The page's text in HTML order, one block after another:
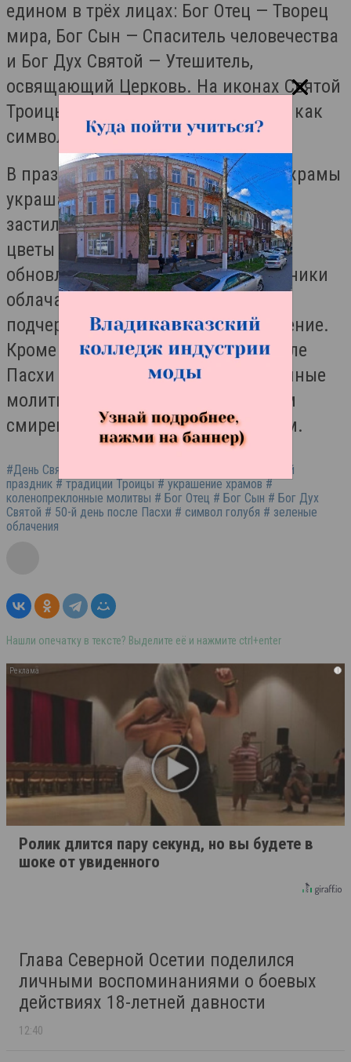
едином в трёх лицах: Бог Отец — Творец
мира, Бог Сын — Спаситель человечества
и Бог Дух Святой — Утешитель,
освящающий Церковь. На иконах Святой
Троицы часто изображается голубь как
символ Святого Духа.
В праздник Троицы православные храмы
украшают ветвями деревьев, а пол
застилают свежей травой. Зелень и
цветы служат символами жизни,
обновления, Церкви и рая. Священники
облачаются в зеленые одежды,
подчеркивая торжество и возрождение.
Кроме того, на Троицу впервые после
Пасхи совершаются коленопреклонные
молитвы, которые являются знаком
смирения перед Всемогущим Богом.
#День Святой Троицы # Пятидесятница # православный
праздник # традиции Троицы # украшение храмов #
коленопреклонные молитвы # Бог Отец # Бог Сын # Бог Дух
Святой # 50-й день после Пасхи # символ голубя # зеленые
облачения
Нашли опечатку в тексте? Выделите её и нажмите ctrl+enter
i
Ролик длится пару секунд, но вы будете в
шоке от увиденного
Глава Северной Осетии поделился
личными воспоминаниями о боевых
действиях 18-летней давности
12:40